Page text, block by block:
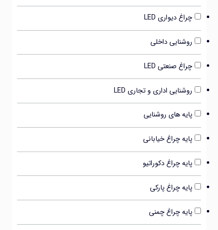
چراغ دیواری LED
روشنایی داخلی
چراغ صنعتی LED
روشنایی اداری و تجاری LED
پایه های روشنایی
پایه چراغ خیابانی
پایه چراغ دکوراتیو
پایه چراغ پارکی
پایه چراغ چمنی